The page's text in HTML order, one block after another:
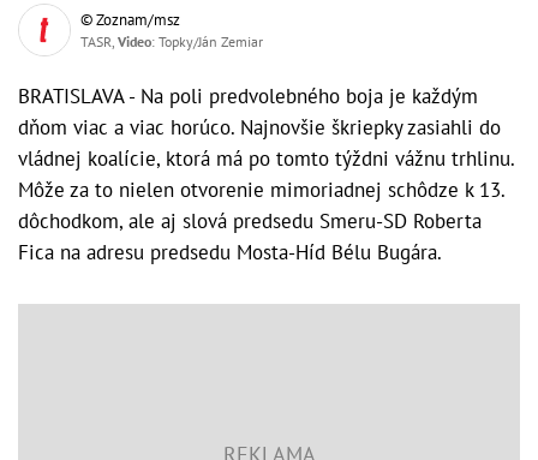
© Zoznam/msz
TASR, Video: Topky/Ján Zemiar
BRATISLAVA - Na poli predvolebného boja je každým
dňom viac a viac horúco. Najnovšie škriepky zasiahli do
vládnej koalície, ktorá má po tomto týždni vážnu trhlinu.
Môže za to nielen otvorenie mimoriadnej schôdze k 13.
dôchodkom, ale aj slová predsedu Smeru-SD Roberta
Fica na adresu predsedu Mosta-Híd Bélu Bugára.